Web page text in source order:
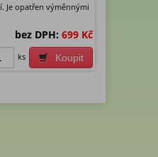
Je opatřen výměnnými
bez DPH: 699 Kč
Koupit
ks